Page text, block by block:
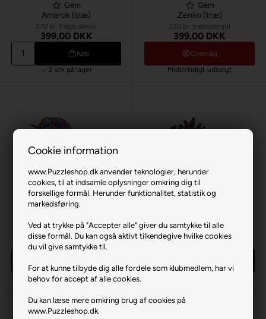
Cookie information
www.Puzzleshop.dk anvender teknologier, herunder
cookies, til at indsamle oplysninger omkring dig til
forskellige formål. Herunder funktionalitet, statistik og
markedsføring.
Ved at trykke på "Accepter alle" giver du samtykke til alle
disse formål. Du kan også aktivt tilkendegive hvilke cookies
du vil give samtykke til.
For at kunne tilbyde dig alle fordele som klubmedlem, har vi
behov for accept af alle cookies.
Du kan læse mere omkring brug af cookies på
www.Puzzleshop.dk.
Gem
Amarok (træ)
270 br. træpuslespil
399,00 DKK
Køb
2 stk på lager
Gem
Zenko (træ)
220 br. træpuslespil
399,00 DKK
Overvåg
Midlertidigt udsolgt
Unicorn (træ)
260 br. træpuslespil
399,00 DKK
3 stkpå lager
Jackalope (træ)
300 br. træpuslespil
399,00 DKK